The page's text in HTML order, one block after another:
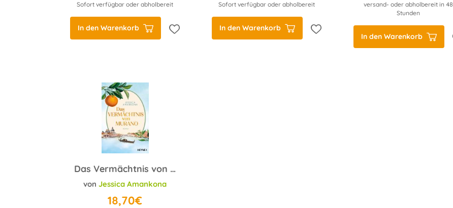
Sofort verfügbar oder abholbereit
In den Warenkorb
Sofort verfügbar oder abholbereit
In den Warenkorb
versand- oder abholbereit in 48
Stunden
In den Warenkorb
Das Vermächtnis von Murano
vonJessica Amankona
18,70€